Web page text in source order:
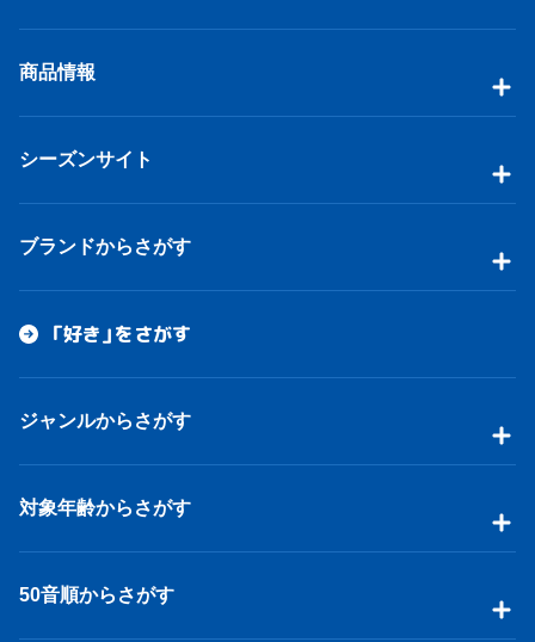
商品情報
シーズンサイト
ブランドからさがす
「好き」をさがす
ジャンルからさがす
対象年齢からさがす
50音順からさがす